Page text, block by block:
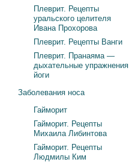
Плеврит. Рецепты
уральского целителя
Ивана Прохорова
Плеврит. Рецепты Ванги
Плеврит. Пранаяма —
дыхательные упражнения
йоги
Заболевания носа
Гайморит
Гайморит. Рецепты
Михаила Либинтова
Гайморит. Рецепты
Людмилы Ким